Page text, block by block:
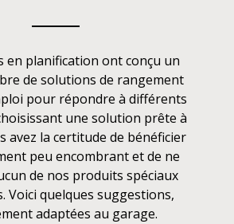
en planification ont conçu un
de solutions de rangement
pour répondre à différents
une solution prête à
avez la certitude de bénéficier
peu encombrant et de ne
de nos produits spéciaux
Voici quelques suggestions,
adaptées au garage.